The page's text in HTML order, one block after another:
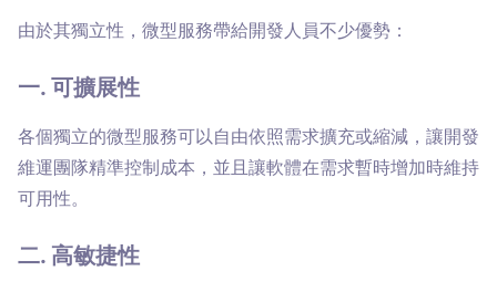
由於其獨立性，微型服務帶給開發人員不少優勢：
一. 可擴展性
各個獨立的微型服務可以自由依照需求擴充或縮減，讓開發
維運團隊精準控制成本，並且讓軟體在需求暫時增加時維持
可用性。
二. 高敏捷性